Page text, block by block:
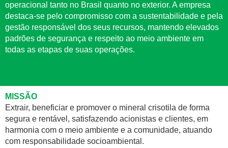
operacional tanto no Brasil quanto no exterior. A empresa
destaca-se pelo compromisso com a sustentabilidade e pela
gestão responsável dos seus recursos, mantendo elevados
padrões de segurança e respeito ao meio ambiente em
todas as etapas de suas operações.
MISSÃO
Extrair, beneficiar e promover o mineral crisotila de forma
segura e rentável, satisfazendo acionistas e clientes, em
harmonia com o meio ambiente e a comunidade, atuando
com responsabilidade socioambiental.